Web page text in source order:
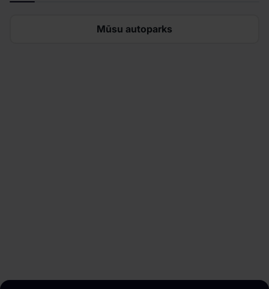
Mūsu autoparks